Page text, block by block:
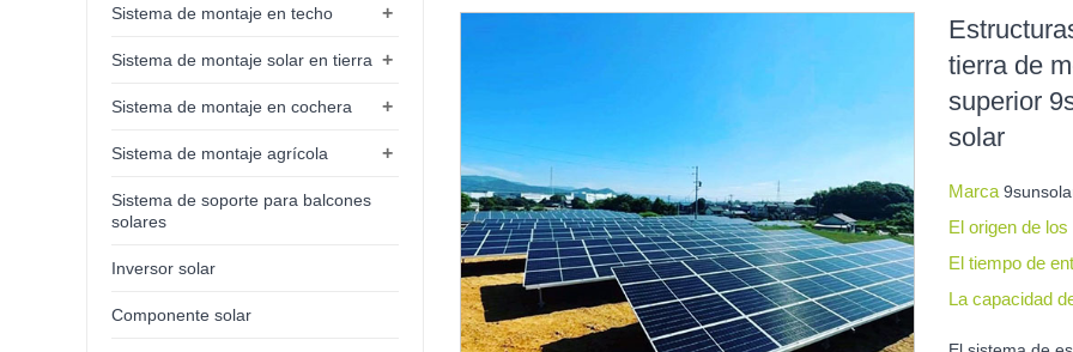
tierra de
superior
solar
Marca
El origen de
El tiempo de
La capacidad
+
Sistema de montaje en techo
+
Sistema de montaje solar en tierra
+
Sistema de montaje en cochera
+
Sistema de montaje agrícola
Sistema de soporte para balcones
solares
Inversor solar
Componente solar